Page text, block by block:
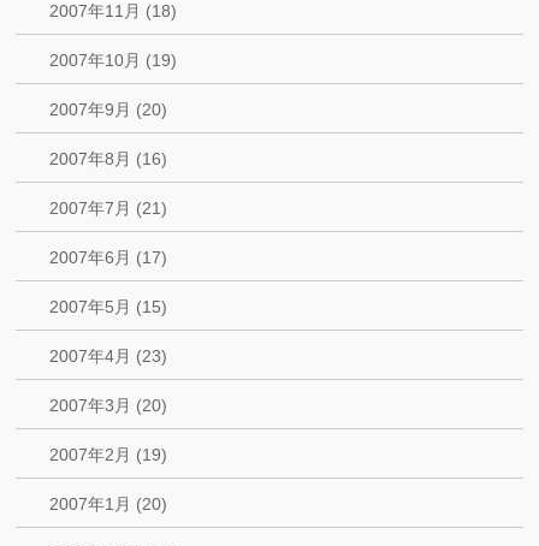
2007年11月 (18)
2007年10月 (19)
2007年9月 (20)
2007年8月 (16)
2007年7月 (21)
2007年6月 (17)
2007年5月 (15)
2007年4月 (23)
2007年3月 (20)
2007年2月 (19)
2007年1月 (20)